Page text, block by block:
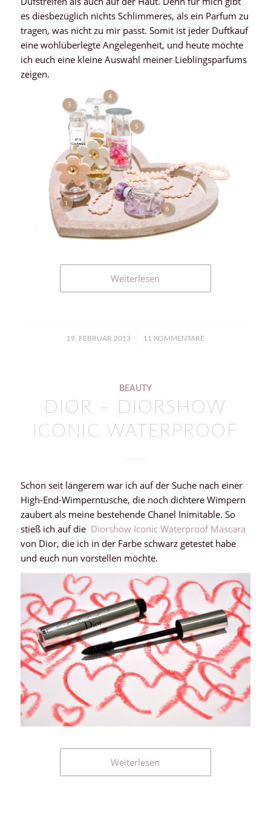
es diesbezüglich nichts Schlimmeres, als ein Parfum zu
tragen, was nicht zu mir passt. Somit ist jeder Duftkauf
eine wohlüberlegte Angelegenheit, und heute möchte
ich euch eine kleine Auswahl meiner Lieblingsparfums
zeigen.
Weiterlesen
19. FEBRUAR 2013
/ 11 KOMMENTARE
BEAUTY
DIOR – DIORSHOW
ICONIC WATERPROOF
Schon seit längerem war ich auf der Suche nach einer
High-End-Wimperntusche, die noch dichtere Wimpern
zaubert als meine bestehende Chanel Inimitable. So
stieß ich auf die Diorshow Iconic Waterproof Mascara
von Dior, die ich in der Farbe schwarz getestet habe
und euch nun vorstellen möchte.
Weiterlesen